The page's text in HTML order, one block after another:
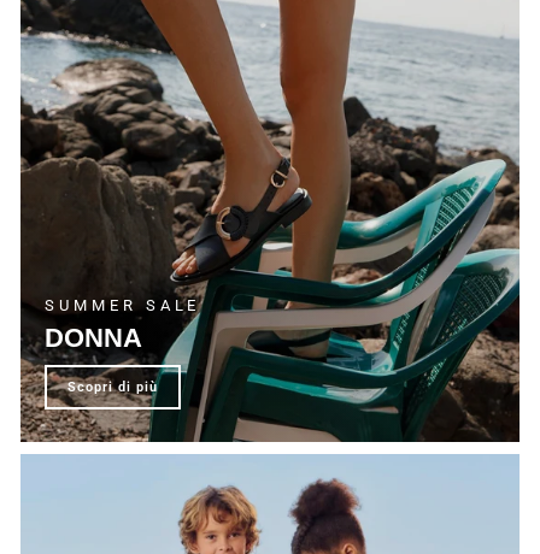
SUMMER SALE
DONNA
scopri di più